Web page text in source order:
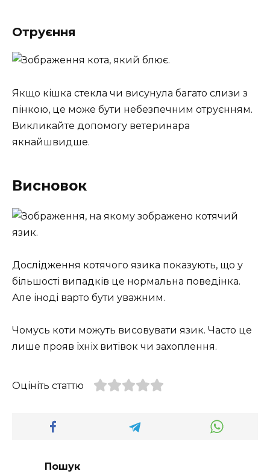
Отруєння
Якщо кішка стекла чи висунула багато слизи з
пінкою, це може бути небезпечним отруєнням.
Викликайте допомогу ветеринара
якнайшвидше.
Висновок
Дослідження котячого язика показують, що у
більшості випадків це нормальна поведінка.
Але іноді варто бути уважним.
Чомусь коти можуть висовувати язик. Часто це
лише прояв їхніх витівок чи захоплення.
Оцініть статтю
Пошук